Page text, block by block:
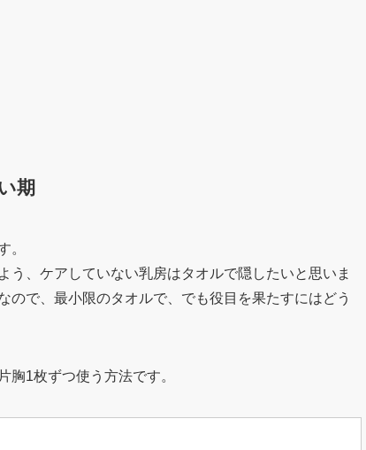
期
。
、ケアしていない乳房はタオルで隠したいと思いま
ので、最小限のタオルで、でも役目を果たすにはどう
胸1枚ずつ使う方法です。